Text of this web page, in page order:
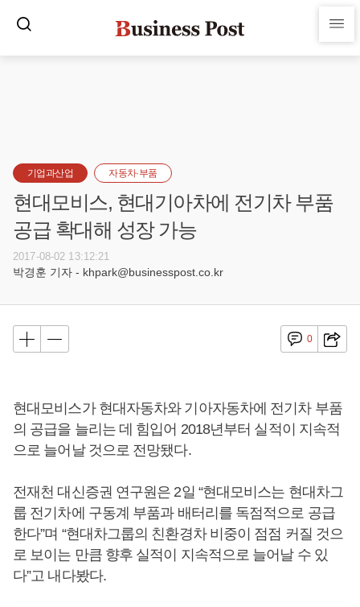
기업과산업 자동차·부품
현대모비스, 현대기아차에 전기차 부품
공급 확대해 성장 가능
2017-08-02 13:12:21
박경훈 기자 - khpark@businesspost.co.kr
0
현대모비스가 현대자동차와 기아자동차에 전기차 부품
의 공급을 늘리는 데 힘입어 2018년부터 실적이 지속적
으로 늘어날 것으로 전망됐다.
전재천 대신증권 연구원은 2일 “현대모비스는 현대차그
룹 전기차에 구동계 부품과 배터리를 독점적으로 공급
한다”며 “현대차그룹의 친환경차 비중이 점점 커질 것으
로 보이는 만큼 향후 실적이 지속적으로 늘어날 수 있
다”고 내다봤다.